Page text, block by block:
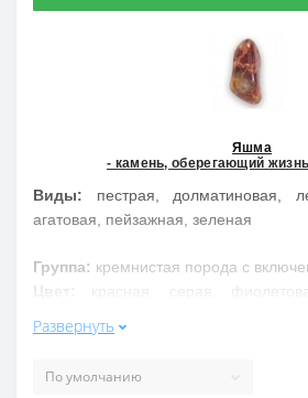
Яшма
- камень, оберегающий
Виды:
пестрая, долматиновая,
агатовая, пейзажная, зеленая
Группа: кремнистая порода с
Цвет:
красная, серая,
Яшма отгоняет кручину, умножает
Развернуть